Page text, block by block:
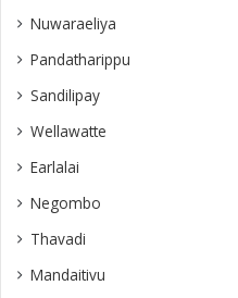
Nuwaraeliya
Pandatharippu
Sandilipay
Wellawatte
Earlalai
Negombo
Thavadi
Mandaitivu